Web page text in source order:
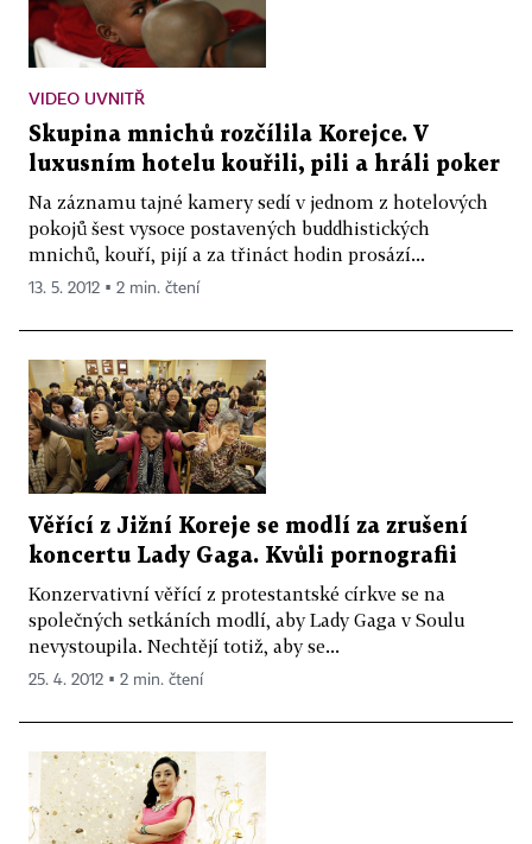
VIDEO UVNITŘ
Skupina mnichů rozčílila Korejce. V
luxusním hotelu kouřili, pili a hráli poker
Na záznamu tajné kamery sedí v jednom z hotelových
pokojů šest vysoce postavených buddhistických
mnichů, kouří, pijí a za třináct hodin prosází...
13. 5. 2012 ▪ 2 min. čtení
Věřící z Jižní Koreje se modlí za zrušení
koncertu Lady Gaga. Kvůli pornografii
Konzervativní věřící z protestantské církve se na
společných setkáních modlí, aby Lady Gaga v Soulu
nevystoupila. Nechtějí totiž, aby se...
25. 4. 2012 ▪ 2 min. čtení